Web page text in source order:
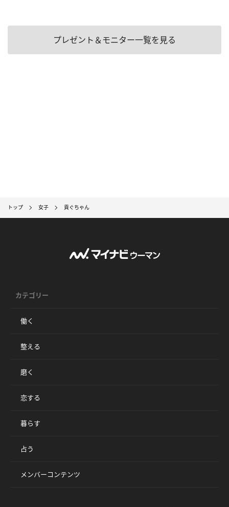
プレゼント＆モニター一覧を見る
トップ 女子 貢ぐちゃん
カテゴリー
働く
整える
磨く
恋する
暮らす
占う
メンバーコンテンツ